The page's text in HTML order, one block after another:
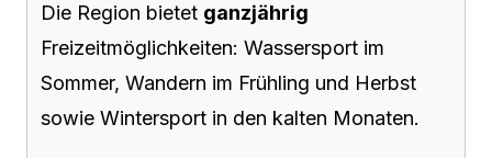
Die Region bietet ganzjährig
Freizeitmöglichkeiten: Wassersport im
Sommer, Wandern im Frühling und Herbst
sowie Wintersport in den kalten Monaten.